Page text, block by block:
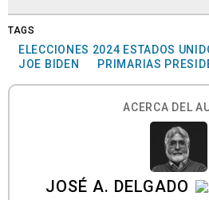
TAGS
ELECCIONES 2024 ESTADOS
JOE BIDEN
PRIMARIAS
ACERCA DEL
JOSÉ A. DELGADO